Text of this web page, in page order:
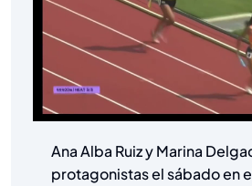
Ana Alba Ruiz y Marina
protagonistas el sábado en